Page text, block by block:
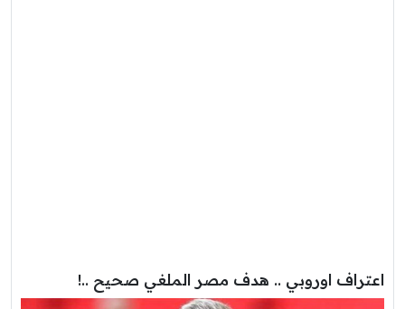
اعتراف اوروبي .. هدف مصر الملغي صحيح ..!